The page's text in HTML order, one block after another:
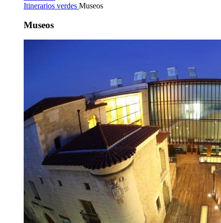
Itinerarios verdes Museos
Museos